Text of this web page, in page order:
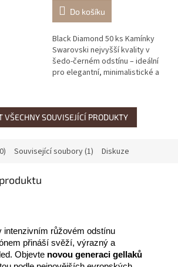
Do košíku
Black Diamond 50 ks Kamínky
Swarovski nejvyšší kvality v
šedo-černém odstínu – ideální
pro elegantní, minimalistické a
VŠECHNY SOUVISEJÍCÍ PRODUKTY
Související soubory (1) Diskuze
intenzivním růžovém odstínu
přináší svěží, výrazný a
Objevte novou generaci gellaků